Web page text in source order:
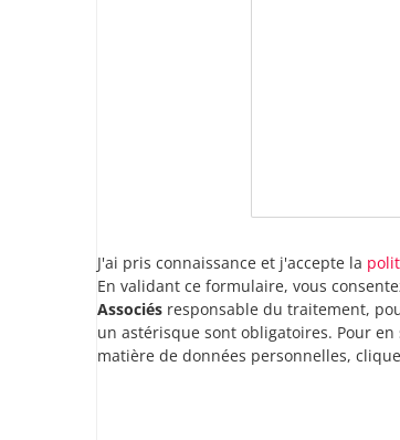
J'ai pris connaissance et j'accepte la
En validant ce formulaire, vous
Associés responsable du traitement,
un astérisque sont obligatoires. Pour
matière de données personnelles,